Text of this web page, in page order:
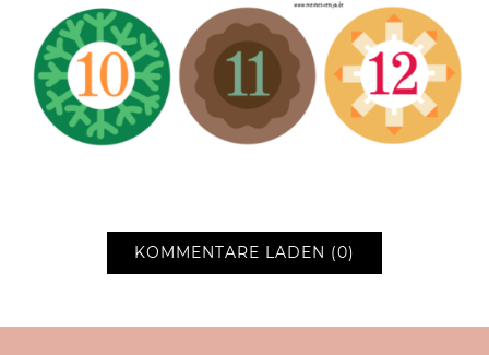
KOMMENTARE LADEN (0)